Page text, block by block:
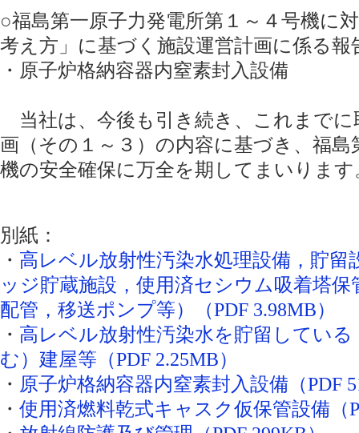
○福島第一原子力発電所第１～４号機に
考え方」に基づく施設運営計画に係る
・原子炉格納容器内窒素封入設備
当社は、今後も引き続き、これまでに
画（その１～３）の内容に基づき、福島
機の安全確保に万全を期してまいります
別紙：
・ 高レベル放射性汚染水処理設備，貯
ッジ貯蔵施設，使用済セシウム吸着塔
配管，移送ポンプ等）（PDF 3.98MB）
・ 高レベル放射性汚染水を貯留してい
む）建屋等（PDF 2.25MB）
・ 原子炉格納容器内窒素封入設備（PDF
・ 使用済燃料乾式キャスク仮保管設備（